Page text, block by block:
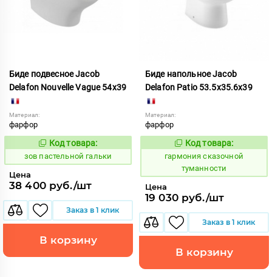
Биде подвесное Jacob
Delafon Nouvelle Vague 54х39
Материал:
фарфор
Код:
508640
Код товара:
зов пастельной гальки
Цена
38 400 руб./шт
Заказ в 1 клик
В корзину
Биде напольное Jacob
Delafon Patio 53.5x35.6x39
Материал:
фарфор
Код:
276734
Код товара:
гармония сказочной
туманности
Цена
19 030 руб./шт
Заказ в 1 клик
В корзину